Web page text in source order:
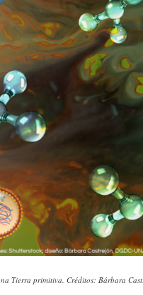
Tierra primitiva. Créditos: Bárbara